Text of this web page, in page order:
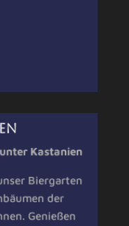
Kastanien
Biergarten
der
Genießen